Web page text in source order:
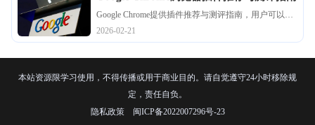
在任何分辨率下都能获得色彩最纯正的影像还原。
Google Chrome提供插件推荐与测评指南，用户可以选
择高效实用的扩展插件。通过参考性能和功能评测，
用户能够提升浏览器操作效率，增强功能使用体验，
同时保证插件兼容性和稳定性。
2026-02-21
本站资源限学习使用，不得传播或用于商业目的。请自觉遵守24小时移除规
定，责任自负。
隐私政策
闽ICP备2022007296号-23